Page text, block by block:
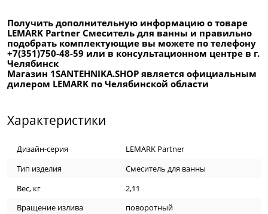
Получить дополнительную информацию о товаре
LEMARK Partner Смеситель для ванны и правильно
подобрать комплектующие вы можете по телефону
+7(351)750-48-59 или в консультационном центре в г.
Челябинск
Магазин 1SANTEHNIKA.SHOP является официальным
дилером LEMARK по Челябинской области
Характеристики
Дизайн-серия
LEMARK Partner
Тип изделия
Смеситель для ванны
Вес, кг
2,11
Вращение излива
поворотный